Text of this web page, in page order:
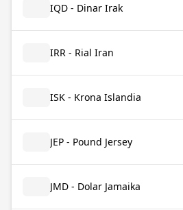
IQD - Dinar Irak
IRR - Rial Iran
ISK - Krona Islandia
JEP - Pound Jersey
JMD - Dolar Jamaika